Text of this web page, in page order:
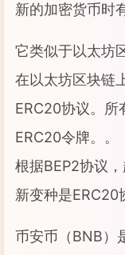
新的加密货币时
它类似于以太坊
在以太坊区块链
ERC20协议。所
ERC20令牌。。
根据BEP2协议
新变种是ERC20
币安币（BNB）